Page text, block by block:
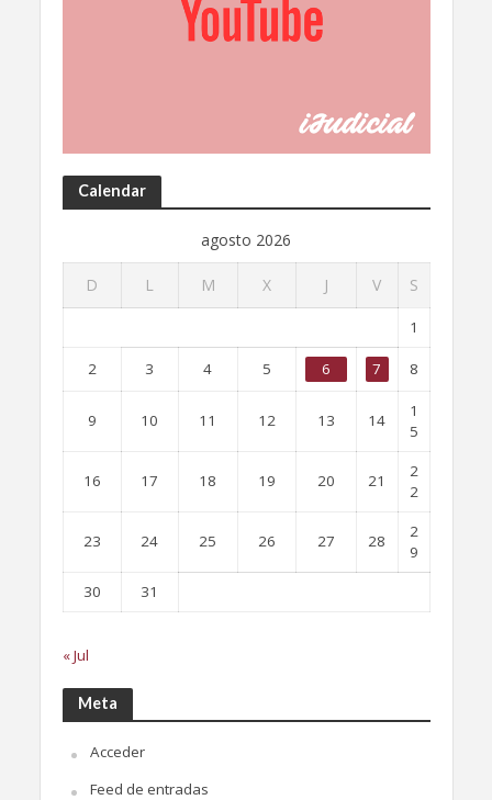
Calendar
agosto 2026
D L M X J V S
1
2 3 4 5 6 7 8
9 10 11 12 13 14
1
5
16 17 18 19 20 21
2
2
23 24 25 26 27 28
2
9
30
31
« Jul
Meta
Acceder
Feed de entradas